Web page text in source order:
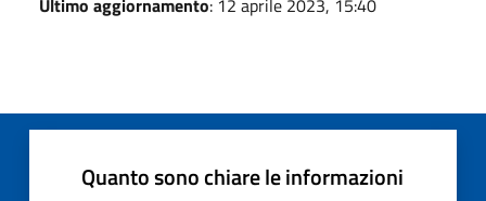
Quanto sono chiare le informazioni